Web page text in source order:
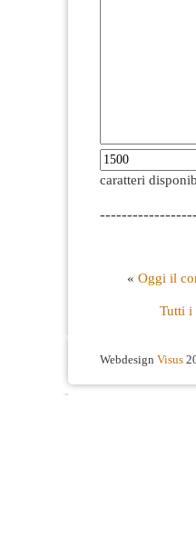
caratteri
« Oggi il
Tutti i
Webdesign Visus